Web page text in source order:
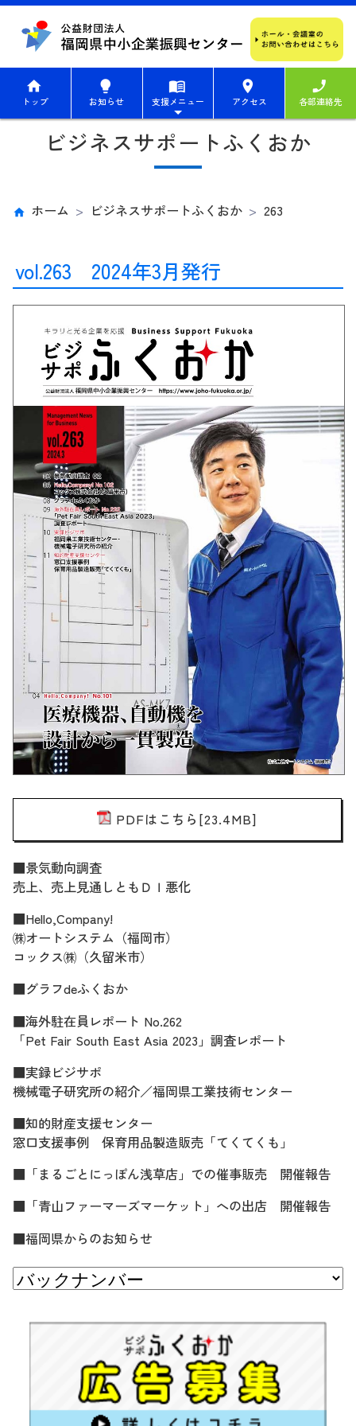
home
トップ
lightbulb
お知らせ
menu_book
支援メニュー
place
アクセス
phone_enabled
各部連絡先
ビジネスサポートふくおか
ホーム ビジネスサポートふくおか 263
vol.263 2024年3月発行
PDFはこちら[23.4MB]
■景気動向調査
売上、売上見通しともＤＩ悪化
■Hello,Company!
㈱オートシステム（福岡市）
コックス㈱（久留米市）
■グラフdeふくおか
■海外駐在員レポート No.262
「Pet Fair South East Asia 2023」調査レポート
■実録ビジサポ
機械電子研究所の紹介／福岡県工業技術センター
■知的財産支援センター
窓口支援事例 保育用品製造販売「てくてくも」
■「まるごとにっぽん浅草店」での催事販売 開催報告
■「青山ファーマーズマーケット」への出店 開催報告
■福岡県からのお知らせ